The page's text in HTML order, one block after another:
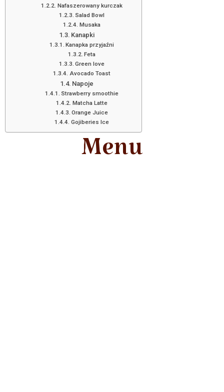
Nafaszerowany kurczak
Salad Bowl
Musaka
Kanapki
Kanapka przyjaźni
Feta
Green love
Avocado Toast
Napoje
Strawberry smoothie
Matcha Latte
Orange Juice
Gojiberies Ice
Menu